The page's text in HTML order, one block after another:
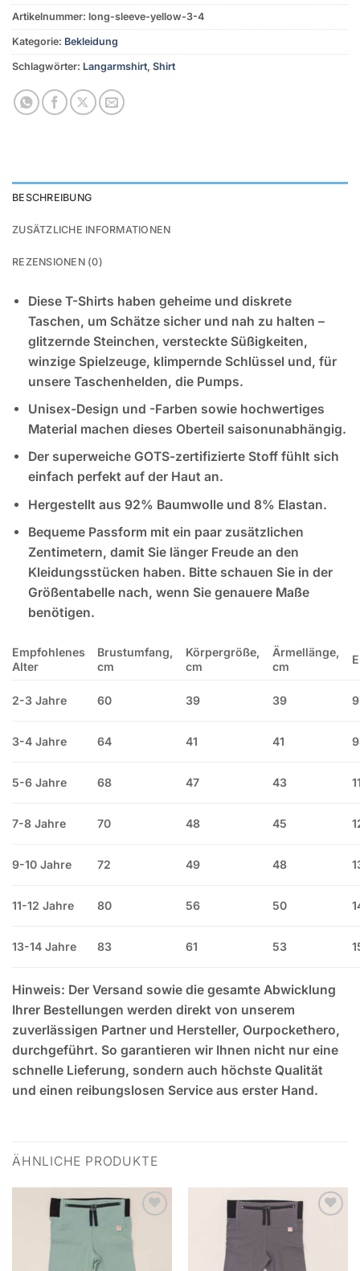
Artikelnummer: long-sleeve-yellow-3-4
Kategorie: Bekleidung
Schlagwörter: Langarmshirt, Shirt
BESCHREIBUNG
ZUSÄTZLICHE INFORMATIONEN
REZENSIONEN (0)
Diese T-Shirts haben geheime und diskrete
Taschen, um Schätze sicher und nah zu halten –
glitzernde Steinchen, versteckte Süßigkeiten,
winzige Spielzeuge, klimpernde Schlüssel und, für
unsere Taschenhelden, die Pumps.
Unisex-Design und -Farben sowie hochwertiges
Material machen dieses Oberteil saisonunabhängig.
Der superweiche GOTS-zertifizierte Stoff fühlt sich
einfach perfekt auf der Haut an.
Hergestellt aus 92% Baumwolle und 8% Elastan.
Bequeme Passform mit ein paar zusätzlichen
Zentimetern, damit Sie länger Freude an den
Kleidungsstücken haben. Bitte schauen Sie in der
Größentabelle nach, wenn Sie genauere Maße
benötigen.
Empfohlenes
Alter
Brustumfang,
cm
Körpergröße,
cm
Ärmellänge,
cm
2-3 Jahre 60 39 39
3-4 Jahre 64 41 41
5-6 Jahre 68 47 43
7-8 Jahre 70 48 45
9-10 Jahre 72 49 48
11-12 Jahre 80 56 50
13-14 Jahre 83 61 53
Hinweis: Der Versand sowie die gesamte Abwicklung
Ihrer Bestellungen werden direkt von unserem
zuverlässigen Partner und Hersteller, Ourpockethero,
durchgeführt. So garantieren wir Ihnen nicht nur eine
schnelle Lieferung, sondern auch höchste Qualität
und einen reibungslosen Service aus erster Hand.
ÄHNLICHE PRODUKTE
Wunschliste
hinzufügen